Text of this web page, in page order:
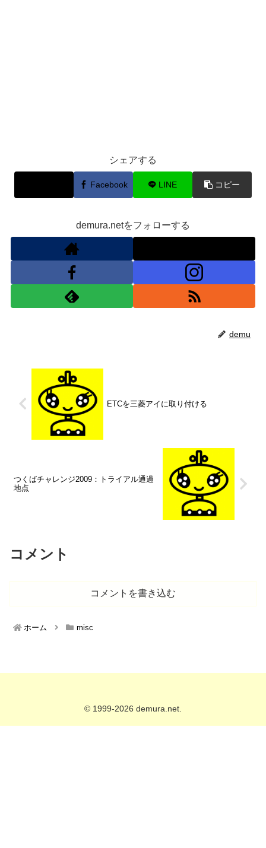
シェアする
Facebook LINE コピー
demura.netをフォローする
demu
ETCを三菱アイに取り付ける
つくばチャレンジ2009：トライアル通過
地点
コメント
コメントを書き込む
ホーム misc
© 1999-2026 demura.net.